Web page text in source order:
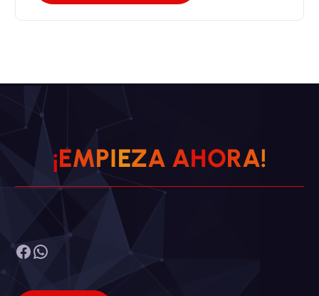
¡EMPIEZA AHORA!
Facebook WhatsApp